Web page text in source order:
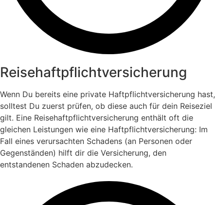
Reisehaftpflicht­versicherung
Wenn Du bereits eine private Haftpflichtversicherung hast,
solltest Du zuerst prüfen, ob diese auch für dein Reiseziel
gilt. Eine Reisehaftpflichtversicherung enthält oft die
gleichen Leistungen wie eine Haftpflichtversicherung: Im
Fall eines verursachten Schadens (an Personen oder
Gegenständen) hilft dir die Versicherung, den
entstandenen Schaden abzudecken.